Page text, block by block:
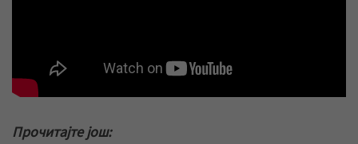
Прочитајте још: